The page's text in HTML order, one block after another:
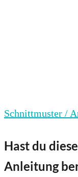
Schnittmuster /
Hast du
Anleitung